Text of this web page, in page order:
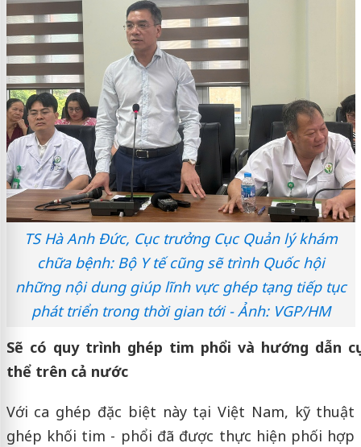
TS Hà Anh Đức, Cục trưởng Cục Quản lý khám
chữa bệnh: Bộ Y tế cũng sẽ trình Quốc hội
những nội dung giúp lĩnh vực ghép tạng tiếp tục
phát triển trong thời gian tới - Ảnh: VGP/HM
Sẽ có quy trình ghép tim phổi và hướng dẫn cụ
thể trên cả nước
Với ca ghép đặc biệt này tại Việt Nam, kỹ thuật
ghép khối tim - phổi đã được thực hiện phối hợp